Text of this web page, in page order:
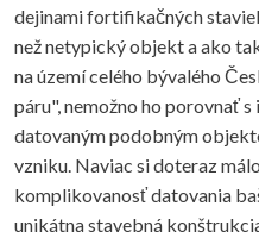
dejinami fortifikačných
než netypický objekt a ako
na území celého bývalého
páru", nemožno ho porovnať
datovaným podobným
vzniku. Naviac si doteraz
komplikovanosť datovania
unikátna stavebná